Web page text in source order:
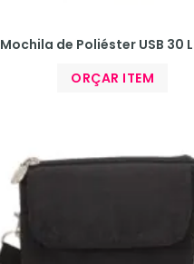
Mochila de Poliéster USB 30
ORÇAR ITEM